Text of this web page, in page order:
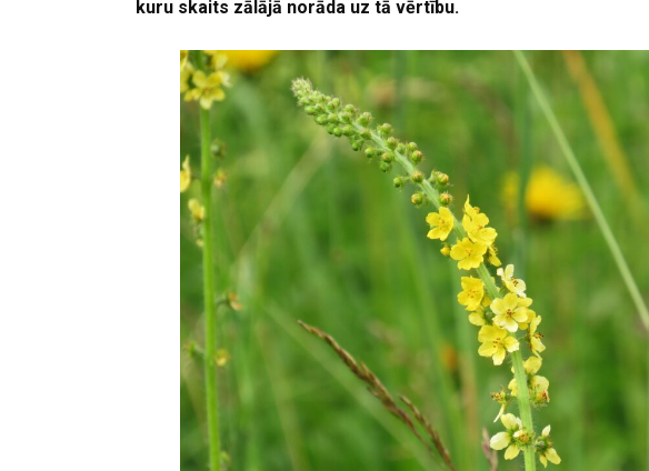
kuru skaits zālājā norāda uz tā vērtību.